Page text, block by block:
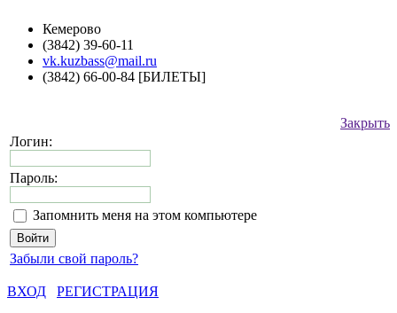
Кемерово
(3842) 39-60-11
vk.kuzbass@mail.ru
(3842) 66-00-84 [БИЛЕТЫ]
Закрыть
Логин:
Пароль:
Запомнить меня на этом компьютере
Забыли свой пароль?
ВХОД
РЕГИСТРАЦИЯ